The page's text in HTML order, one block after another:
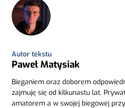
Autor tekstu
Paweł Matysiak
Bieganiem oraz doborem
zajmuję się od kilkunastu lat.
amatorem a w swojej biegowej